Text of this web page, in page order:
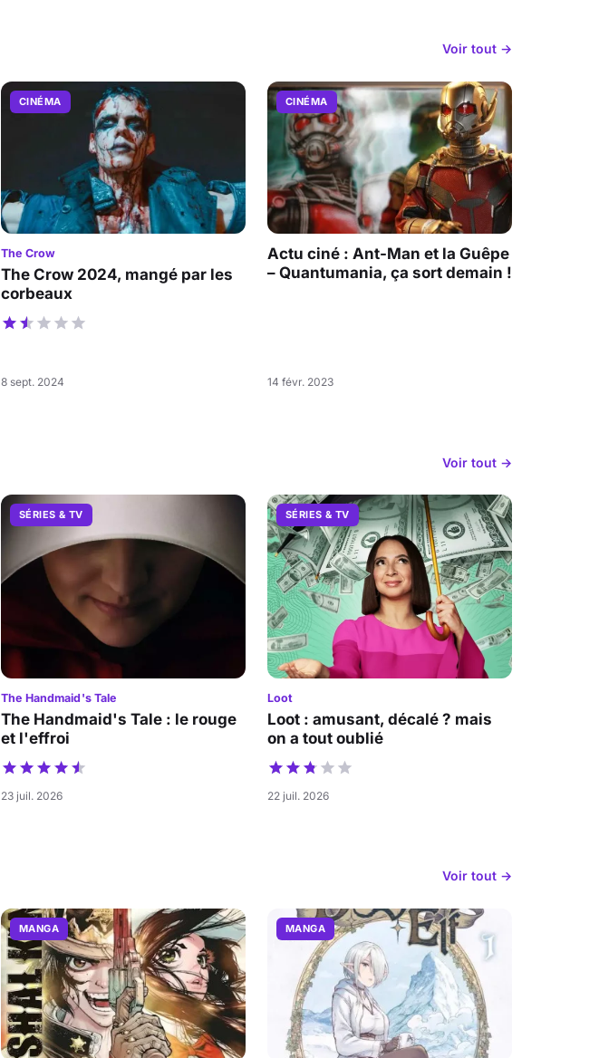
Voir tout →
CINÉMA
The Crow
The Crow 2024, mangé par les
corbeaux
8 sept. 2024
CINÉMA
Actu ciné : Ant-Man et la Guêpe
– Quantumania, ça sort demain !
14 févr. 2023
Voir tout →
SÉRIES & TV
The Handmaid's Tale
The Handmaid's Tale : le rouge
et l'effroi
23 juil. 2026
SÉRIES & TV
Loot
Loot : amusant, décalé ? mais
on a tout oublié
22 juil. 2026
Voir tout →
MANGA MANGA